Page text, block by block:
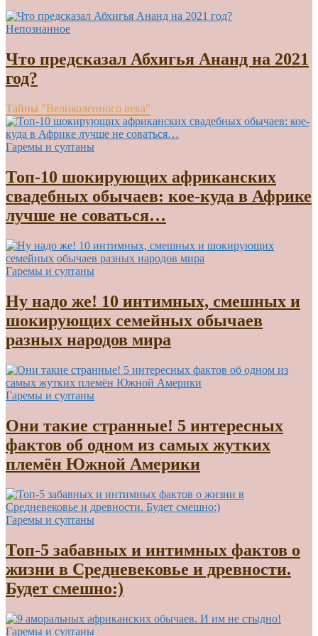
Непознанное
Что предсказал Абхигья Ананд на 2021
год?
Тайны "Великолепного века"
Гаремы и султаны
Топ-10 шокирующих африканских
свадебных обычаев: кое-куда в Африке
лучше не соваться…
Гаремы и султаны
Ну надо же! 10 интимных, смешных и
шокирующих семейных обычаев
разных народов мира
Гаремы и султаны
Они такие странные! 5 интересных
фактов об одном из самых жутких
племён Южной Америки
Гаремы и султаны
Топ-5 забавных и интимных фактов о
жизни в Средневековье и древности.
Будет смешно:)
Гаремы и султаны